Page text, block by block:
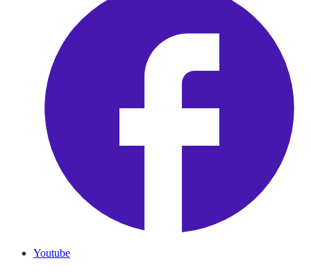
Youtube